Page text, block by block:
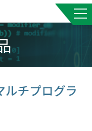
ルチプログラ